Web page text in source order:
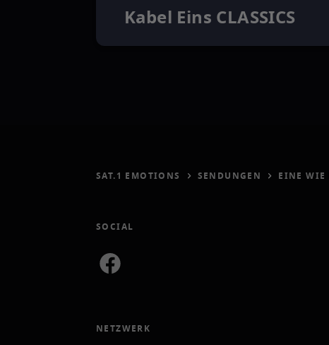
Kabel Eins CLASSICS
SAT.1 EMOTIONS SENDUNGEN EINE WIE
SOCIAL
NETZWERK